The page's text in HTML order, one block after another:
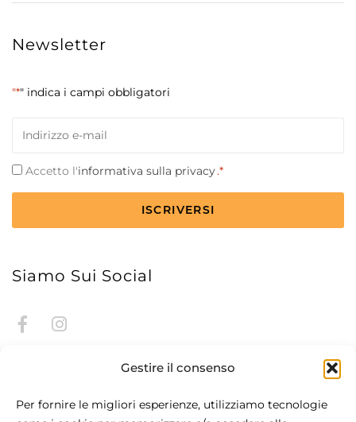
Gestire il consenso
Per fornire le migliori esperienze, utilizziamo tecnologie
Newsletter
"*" indica i campi obbligatori
Consenso
Accetto l'informativa sulla privacy.*
CAPTCHA
Siamo Sui Social